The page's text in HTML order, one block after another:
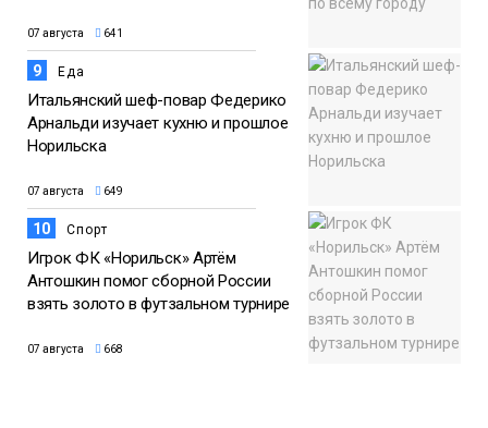
07 августа 641
9 Еда
Итальянский шеф-повар Федерико
Арнальди изучает кухню и прошлое
Норильска
07 августа 649
10 Спорт
Игрок ФК «Норильск» Артём
Антошкин помог сборной России
взять золото в футзальном турнире
07 августа 668